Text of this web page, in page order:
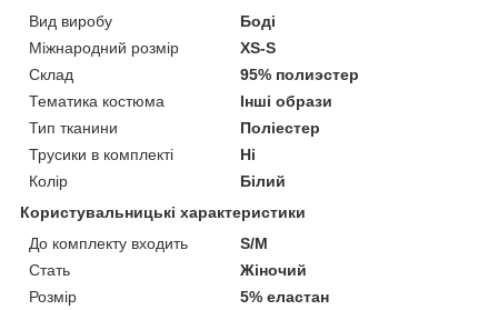
Вид виробу
Боді
Міжнародний розмір
XS-S
Склад
95% полиэстер
Тематика костюма
Інші образи
Тип тканини
Поліестер
Трусики в комплекті
Ні
Колір
Білий
Користувальницькі характеристики
До комплекту входить
S/M
Стать
Жіночий
Розмір
5% еластан